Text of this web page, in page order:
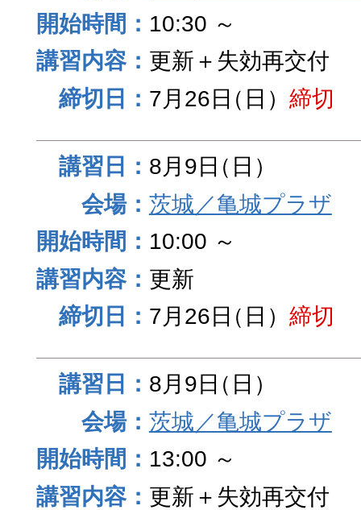
10:30 ～
更新＋失効再交付
7月26日（日） 締切
8月9日（日）
茨城／亀城プラザ
10:00 ～
更新
7月26日（日） 締切
8月9日（日）
茨城／亀城プラザ
13:00 ～
更新＋失効再交付